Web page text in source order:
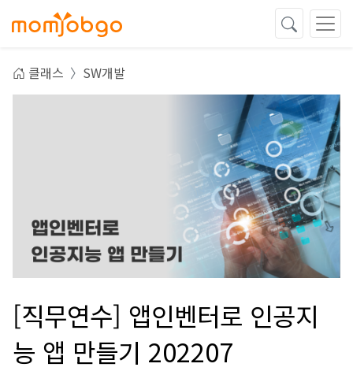
클래스 SW개발
[직무연수] 앱인벤터로 인공지
능 앱 만들기 202207